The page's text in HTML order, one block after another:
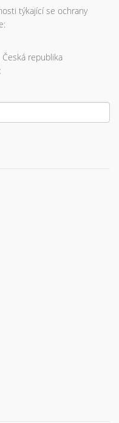
týkající se ochrany
republika